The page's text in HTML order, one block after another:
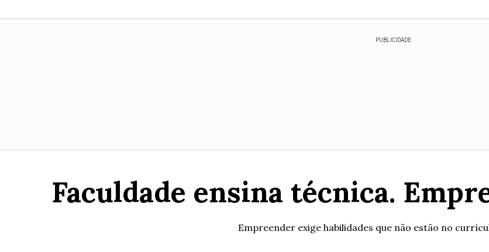
PUBLICIDADE
Faculdade ensina técnica.
Empreender exige habilidades que não estão no